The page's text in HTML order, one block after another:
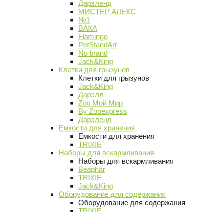
Дарэленд
МИСТЕР АЛЕКС
№1
ВАКА
Flamingo
PetStandArt
No brand
Jack&King
Клетки для грызунов
Клетки для грызунов
Jack&King
Дарэлл
Zoo Мой Мир
By Zooexpress
Дарэленд
Емкости для хранения
Емкости для хранения
TRIXIE
Наборы для вскармливания
Наборы для вскармливания
Beaphar
TRIXIE
Jack&King
Оборудование для содержания
Оборудование для содержания